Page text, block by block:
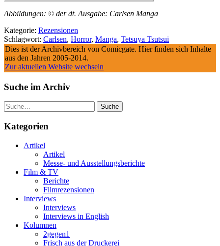
Abbildungen: © der dt. Ausgabe: Carlsen Manga
Kategorie: Rezensionen
Schlagwort: Carlsen, Horror, Manga, Tetsuya Tsutsui
Dies ist der Archivbereich von Comicgate. Hier finden sich Inhalte
aus den Jahren 2005-2014.
Zur aktuellen Website wechseln
Suche im Archiv
Suche
Kategorien
Artikel
Artikel
Messe- und Ausstellungsberichte
Film & TV
Berichte
Filmrezensionen
Interviews
Interviews
Interviews in English
Kolumnen
2gegen1
Frisch aus der Druckerei